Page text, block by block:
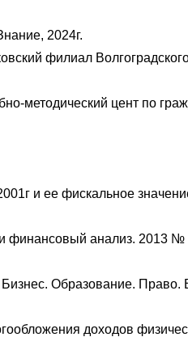
2024г.
филиал
методический цент по
и ее фискальное
финансовый анализ. 2013 №
Образование. Право.
доходов